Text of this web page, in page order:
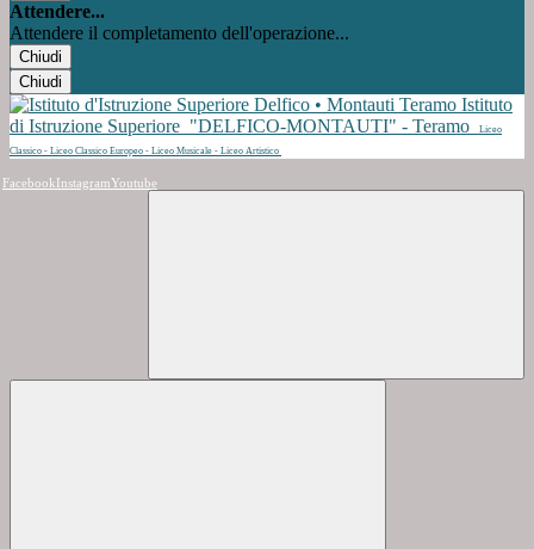
Attendere...
Attendere il completamento dell'operazione...
Chiudi
Chiudi
Istituto
di Istruzione Superiore "DELFICO-MONTAUTI" - Teramo
Liceo
Classico - Liceo Classico Europeo - Liceo Musicale - Liceo Artistico
Facebook InstagramYoutube